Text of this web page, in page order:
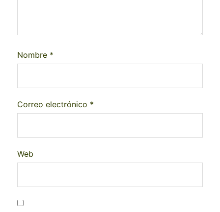
Nombre *
Correo electrónico *
Web